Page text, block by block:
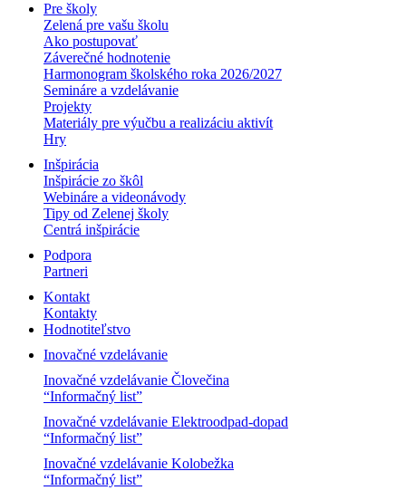
Pre školy
Zelená pre vašu školu
Ako postupovať
Záverečné hodnotenie
Harmonogram školského roka 2026/2027
Semináre a vzdelávanie
Projekty
Materiály pre výučbu a realizáciu aktivít
Hry
Inšpirácia
Inšpirácie zo škôl
Webináre a videonávody
Tipy od Zelenej školy
Centrá inšpirácie
Podpora
Partneri
Kontakt
Kontakty
Hodnotiteľstvo
Inovačné vzdelávanie
Inovačné vzdelávanie Človečina
“Informačný list”
Inovačné vzdelávanie Elektroodpad-dopad
“Informačný list”
Inovačné vzdelávanie Kolobežka
“Informačný list”